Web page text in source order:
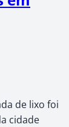
de lixo foi
cidade